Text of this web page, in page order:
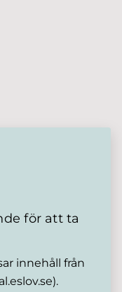
för att ta
innehåll från